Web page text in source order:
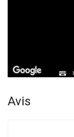
Avis